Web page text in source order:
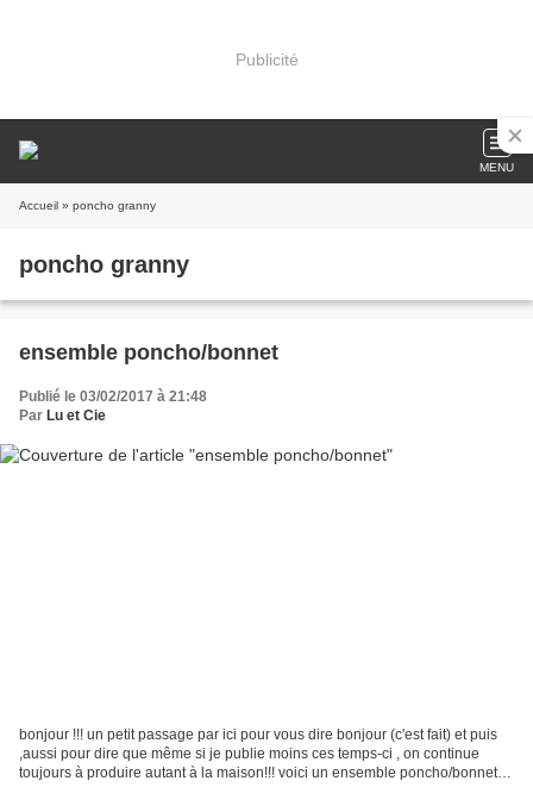
Publicité
MENU
Accueil » poncho granny
poncho granny
ensemble poncho/bonnet
Publié le 03/02/2017 à 21:48
Par Lu et Cie
bonjour !!! un petit passage par ici pour vous dire bonjour (c'est fait) et puis
,aussi pour dire que même si je publie moins ces temps-ci , on continue
toujours à produire autant à la maison!!! voici un ensemble poncho/bonnet